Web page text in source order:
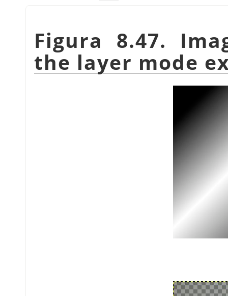
Figura 8.47.
the layer mode